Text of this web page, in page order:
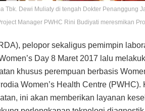
Tbk. Dewi Muliaty​​ di tengah Dokter Penanggung
Manager PWHC Rini Budiyati​​ meresmikan
pelopor sekaligus pemimpin
Day 8 Maret 2017 lalu
khusus perempuan berbasis
Women’s Health Centre
ini akan memberikan layanan